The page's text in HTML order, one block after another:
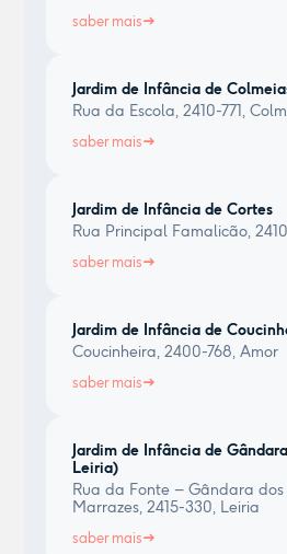
saber mais
Jardim de Infância de
Rua da Escola, 2410-771,
saber mais
Jardim de Infância de Cortes
Rua Principal Famalicão,
saber mais
Jardim de Infância de
Coucinheira, 2400-768, Amor
saber mais
Jardim de Infância de
Leiria)
Rua da Fonte – Gândara
Marrazes, 2415-330, Leiria
saber mais